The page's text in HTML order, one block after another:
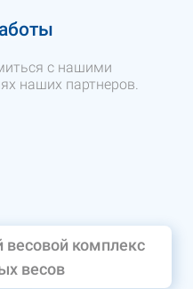
с нашими
наших партнеров.
комплекс
весов